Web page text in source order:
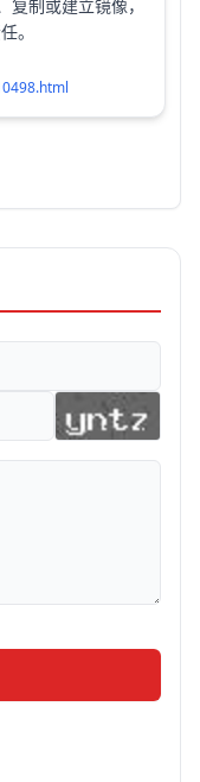
制或建立镜像，
。